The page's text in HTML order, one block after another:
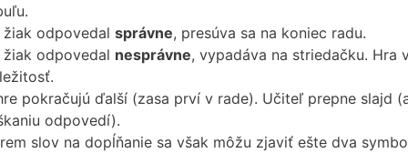
žiak odpovedal správne, presúva sa na koniec radu.
žiak odpovedal nesprávne, vypadáva na striedačku. Hra
pokračujú ďalší (zasa prví v rade). Učiteľ prepne slajd
odpovedí).
slov na dopĺňanie sa však môžu zjaviť ešte dva